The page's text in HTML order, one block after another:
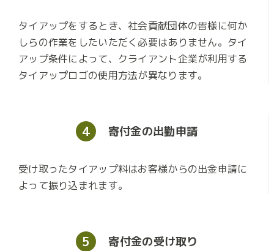
タイアップをするとき、社会貢献団体の皆様に何か
しらの作業をしたいただく必要はありません。タイ
アップ条件によって、クライアント企業が利用する
タイアップロゴの使用方法が異なります。
4 寄付金の出勤申請
受け取ったタイアップ料はお客様からの出金申請に
よって振り込まれます。
5 寄付金の受け取り